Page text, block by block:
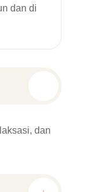
dan di
dan